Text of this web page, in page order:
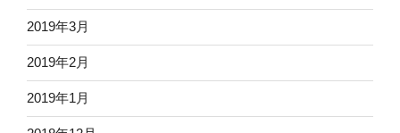
2019年3月
2019年2月
2019年1月